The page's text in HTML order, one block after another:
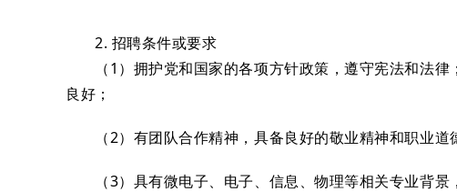
2. 招聘条件或要求
（1）拥护党和国家的各项方针政策，遵守宪法和法
良好；
（2）有团队合作精神，具备良好的敬业精神和职业道
（3）具有微电子、电子、信息、物理等相关专业背景